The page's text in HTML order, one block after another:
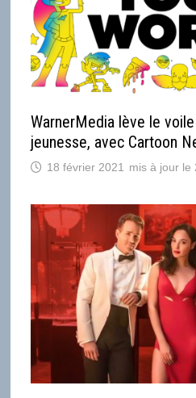
WarnerMedia lève le
jeunesse, avec Cartoon
18 février 2021